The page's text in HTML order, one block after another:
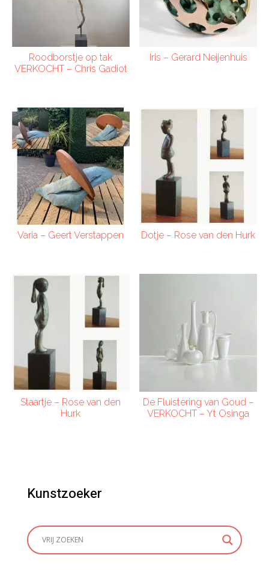
Roodborstje op tak
VERKOCHT – Chris Gadiot
Iris – Gerard Neijenhuis
Varia – Geert Verstappen Dotje – Rose van den Hurk
Staartje – Rose van den
Hurk
De Fluistering van Goud –
VERKOCHT – Yt Osinga
Kunstzoeker